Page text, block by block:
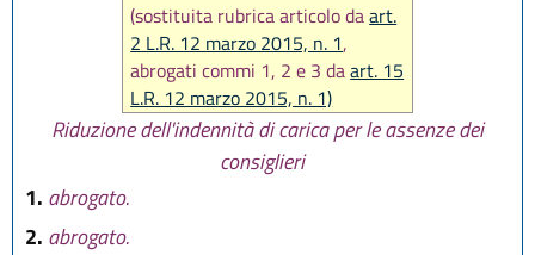
(sostituita rubrica articolo daart.
2 L.R. 12 marzo 2015, n. 1,
abrogati commi 1, 2 e 3 daart. 15
L.R. 12 marzo 2015, n. 1)
Riduzione dell'indennità di carica per le assenze dei
consiglieri
1. abrogato.
2. abrogato.